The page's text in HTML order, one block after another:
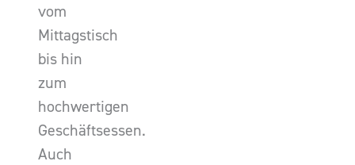
vom
Mittagstisch
bis hin
zum
hochwertigen
Geschäftsessen.
Auch